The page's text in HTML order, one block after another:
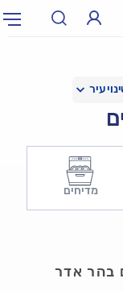
מדיחים
בהר אדר